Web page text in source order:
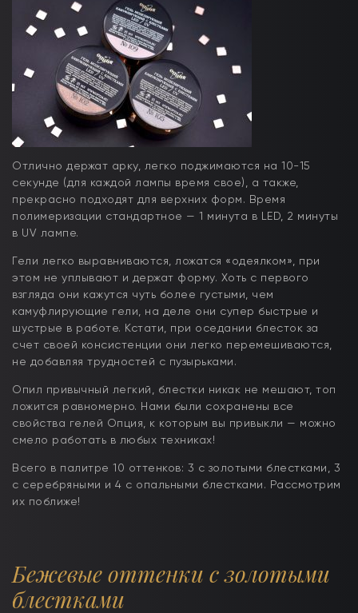
Отлично держат арку, легко поджимаются на 10-15
секунде (для каждой лампы время свое), а также,
прекрасно подходят для верхних форм. Время
полимеризации стандартное — 1 минута в LED, 2 минуты
в UV лампе.
Гели легко выравниваются, ложатся «одеялком», при
этом не уплывают и держат форму. Хоть с первого
взгляда они кажутся чуть более густыми, чем
камуфлирующие гели, на деле они супер быстрые и
шустрые в работе. Кстати, при оседании блесток за
счет своей консистенции они легко перемешиваются,
не добавляя трудностей с пузырьками.
Опил привычный легкий, блестки никак не мешают, топ
ложится равномерно. Нами были сохранены все
свойства гелей Опция, к которым вы привыкли — можно
смело работать в любых техниках!
Всего в палитре 10 оттенков: 3 с золотыми блестками, 3
с серебряными и 4 с опальными блестками. Рассмотрим
их поближе!
Бежевые оттенки с золотыми
блестками